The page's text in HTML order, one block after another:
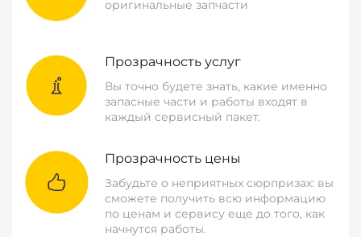
оригинальные запчасти
Прозрачность услуг
Вы точно будете знать, какие именно
запасные части и работы входят в
каждый сервисный пакет.
Прозрачность цены
Забудьте о неприятных сюрпризах: вы
сможете получить всю информацию
по ценам и сервису еще до того, как
начнутся работы.